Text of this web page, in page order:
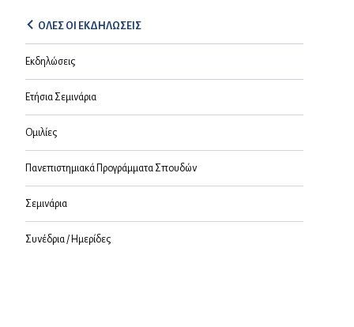
ΟΛΕΣ ΟΙ ΕΚΔΗΛΩΣΕΙΣ
Εκδηλώσεις
Ετήσια Σεμινάρια
Ομιλίες
Πανεπιστημιακά Προγράμματα Σπουδών
Σεμινάρια
Συνέδρια / Ημερίδες